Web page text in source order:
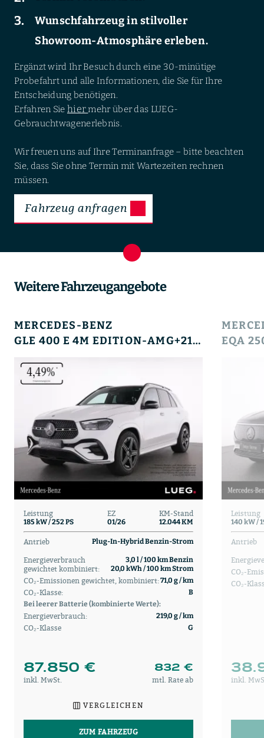
Wunschfahrzeug in stilvoller
Showroom-Atmosphäre erleben.
Ergänzt wird Ihr Besuch durch eine 30-minütige
Probefahrt und alle Informationen, die Sie für Ihre
Entscheidung benötigen.
Erfahren Sie hiermehr über das LUEG-
Gebrauchtwagenerlebnis.
Wir freuen uns auf Ihre Terminanfrage – bitte beachten
Sie, dass Sie ohne Termin mit Wartezeiten rechnen
müssen.
Fahrzeug anfragen
Weitere Fahrzeugangebote
MERCEDES-BENZ
GLE 400 E 4M EDITION-AMG+21+HUD+PANO+AHK+SOUND+
Leistung
185 kW / 252 PS
EZ
01/26
KM-Stand
12.044 KM
Antrieb Plug-In-Hybrid Benzin-Strom
Energieverbrauch
gewichtet kombiniert:
3,0 l / 100 km Benzin
20,0 kWh / 100 km Strom
CO₂-Emissionen gewichtet, kombiniert:71,0 g / km
CO₂-Klasse:
B
Bei leerer Batterie (kombinierte Werte):
Energieverbrauch: 219,0 g / km
CO₂-Klasse G
87.850 € 832 €
inkl. MwSt. mtl. Rate ab
VERGLEICHEN
ZUM FAHRZEUG
Leistung
140 kW /
Antrieb
CO₂-
CO₂-
inkl.